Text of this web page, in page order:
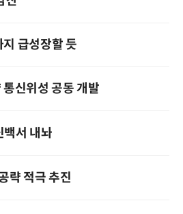
급성장할 듯
통신위성 공동 개발
백서 내놔
략 적극 추진